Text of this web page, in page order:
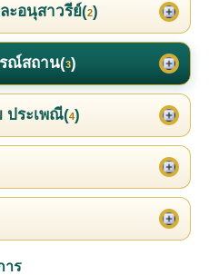
ะอนุสาวรีย์(2)
ณ์สถาน(3)
ประเพณี(4)
าร